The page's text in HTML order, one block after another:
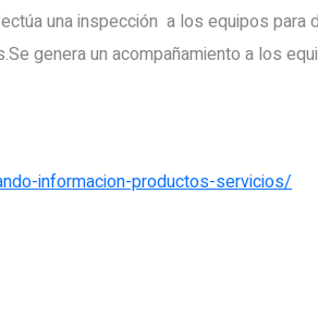
una inspección a los equipos para
genera un acompañamiento a los
informacion-productos-servicios/